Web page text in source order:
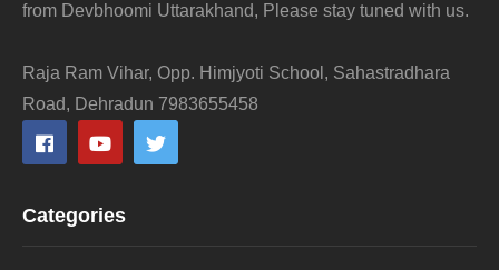
from Devbhoomi Uttarakhand, Please stay tuned with us.
Raja Ram Vihar, Opp. Himjyoti School, Sahastradhara
Road, Dehradun 7983655458
Categories